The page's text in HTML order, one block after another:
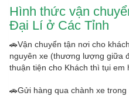
Hình thức vận
Đại Lí ở Các Tỉnh
🚗Vận chuyển tận nơi cho
nguyên xe (thương lượng giữa
thuận tiện cho Khách thì tụi em
🚗Gửi hàng qua chành xe trong